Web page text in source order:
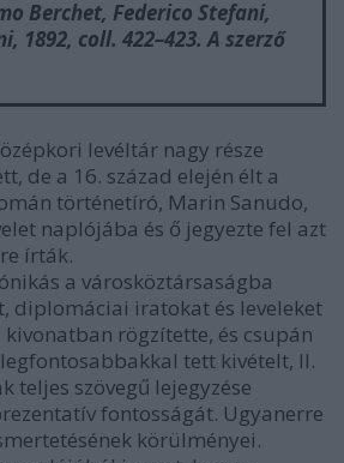
Berchet, Federico Stefani,
1892, coll. 422–423. A szerző
levéltár nagy része
de a 16. század elején élt a
történetíró, Marin Sanudo,
naplójába és ő jegyezte fel azt
írták.
a városköztársaságba
diplomáciai iratokat és leveleket
rögzítette, és csupán
tett kivételt, II.
teljes szövegű lejegyzése
fontosságát. Ugyanerre
körülményei.